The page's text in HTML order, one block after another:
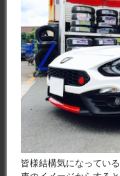
皆様結構気になってい